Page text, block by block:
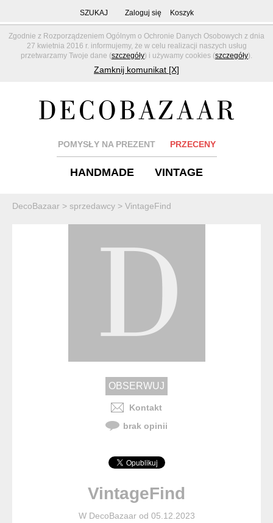
Zgodnie z Rozporządzeniem Ogólnym o Ochronie Danych Osobowych z dnia
27 kwietnia 2016 r. informujemy, że w celu realizacji naszych usług
przetwarzamy Twoje dane (szczegóły) i używamy cookies (szczegóły).
Zamknij komunikat [X]
SZUKAJ Zaloguj się Koszyk
POMYSŁY NA PREZENT PRZECENY
HANDMADE VINTAGE
DecoBazaar > sprzedawcy > VintageFind
Kontakt
brak opinii
VintageFind
W DecoBazaar od 05.12.2023